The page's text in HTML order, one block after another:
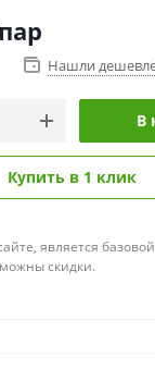
Нашли
В
Купить в 1 клик
является
скидки.